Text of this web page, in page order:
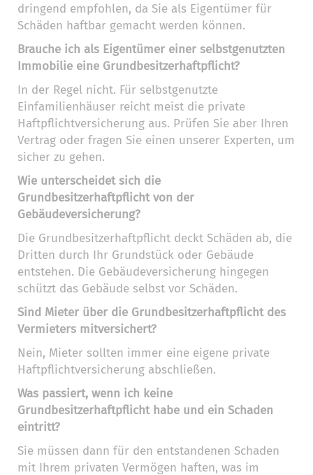
dringend empfohlen, da Sie als Eigentümer für
Schäden haftbar gemacht werden können.
Brauche ich als Eigentümer einer selbstgenutzten
Immobilie eine Grundbesitzerhaftpflicht?
In der Regel nicht. Für selbstgenutzte
Einfamilienhäuser reicht meist die private
Haftpflichtversicherung aus. Prüfen Sie aber Ihren
Vertrag oder fragen Sie einen unserer Experten, um
sicher zu gehen.
Wie unterscheidet sich die
Grundbesitzerhaftpflicht von der
Gebäudeversicherung?
Die Grundbesitzerhaftpflicht deckt Schäden ab, die
Dritten durch Ihr Grundstück oder Gebäude
entstehen. Die Gebäudeversicherung hingegen
schützt das Gebäude selbst vor Schäden.
Sind Mieter über die Grundbesitzerhaftpflicht des
Vermieters mitversichert?
Nein, Mieter sollten immer eine eigene private
Haftpflichtversicherung abschließen.
Was passiert, wenn ich keine
Grundbesitzerhaftpflicht habe und ein Schaden
eintritt?
Sie müssen dann für den entstandenen Schaden
mit Ihrem privaten Vermögen haften, was im